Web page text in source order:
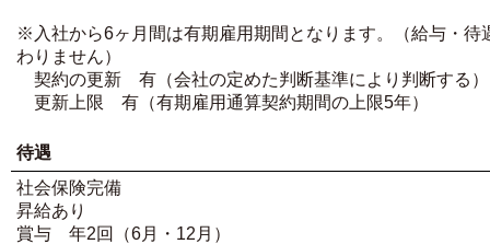
※入社から6ヶ月間は有期雇用期間となります。（給与・待
わりません）
契約の更新 有（会社の定めた判断基準により判断する）
更新上限 有（有期雇用通算契約期間の上限5年）
待遇
社会保険完備
昇給あり
賞与 年2回（6月・12月）